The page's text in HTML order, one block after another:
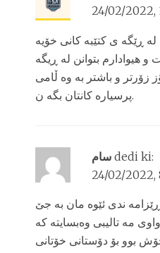
24/02/2022,
له ڕێگه ی کتێبه کانی خۆیه
بتوانن له ڕیگه
زۆرتر و باشتر به وه ڵامی
پرسیاره کانتان بگه ن.
سام dedi ki:
24/02/2022,
ندی ئێوه مان به جێ
مه تالیبی وەبسایته که
بوو بۆ دۆستانی خۆتانی